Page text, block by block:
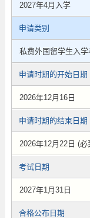
2027年4月入学
申请类别
私费外国留学生入学
申请时期的开始日期
2026年12月16日
申请时期的结束日期
2026年12月22日 (必
考试日期
2027年1月31日
合格公布日期